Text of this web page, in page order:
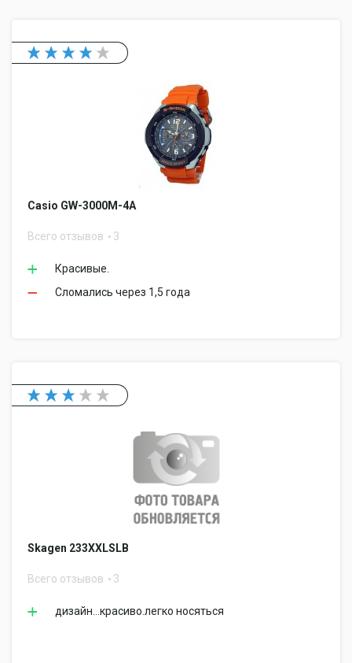
Casio GW-3000M-4A
Всего отзывов 3
Красивые.
Сломались через 1,5 года
Skagen 233XXLSLB
Всего отзывов 3
дизайн...красиво.легко носяться